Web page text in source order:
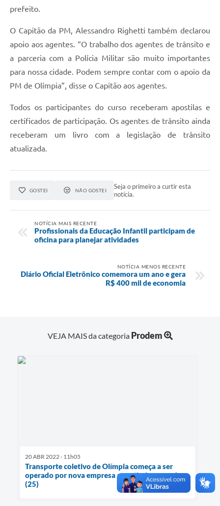
prefeito.
O Capitão da PM, Alessandro Righetti também declarou
apoio aos agentes. “O trabalho dos agentes de trânsito e
a parceria com a Polícia Militar são muito importantes
para nossa cidade. Podem sempre contar com o apoio da
PM de Olímpia”, disse o Capitão aos agentes.
Todos os participantes do curso receberam apostilas e
certificados de participação. Os agentes de trânsito ainda
receberam um livro com a legislação de trânsito
atualizada.
GOSTEI NÃO GOSTEI
Seja o primeiro a curtir esta
notícia.
NOTÍCIA MAIS RECENTE
Profissionais da Educação Infantil participam de
oficina para planejar atividades
NOTÍCIA MENOS RECENTE
Diário Oficial Eletrônico comemora um ano e gera
R$ 400 mil de economia
VEJA MAIS da categoria Prodem
20 ABR 2022 - 11h05
Transporte coletivo de Olímpia começa a ser
operado por nova empresa a partir de segunda
(25)